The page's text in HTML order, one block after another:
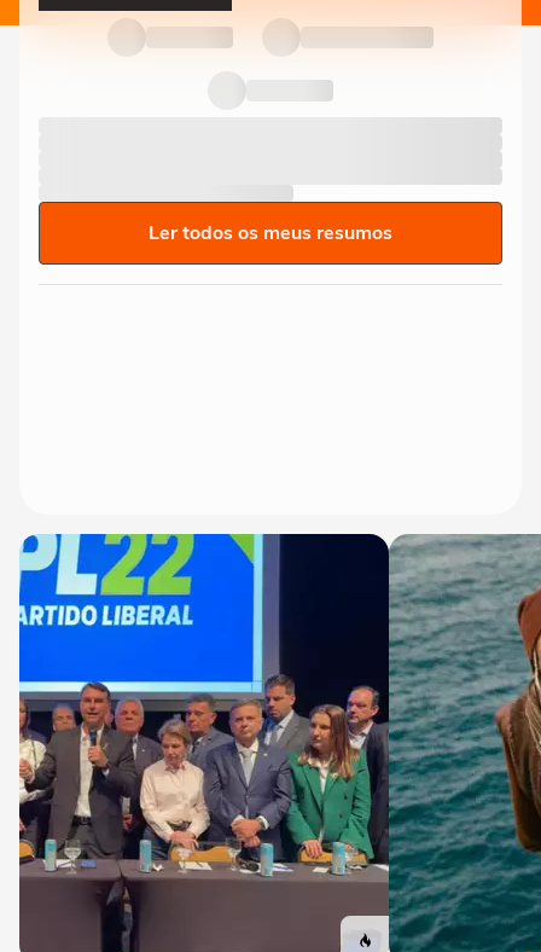
Ler todos os meus resumos